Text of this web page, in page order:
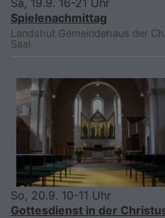
Spielenachmittag
Landshut Gemeindehaus der
Saal
So, 20.9. 10-11 Uhr
Gottesdienst in der